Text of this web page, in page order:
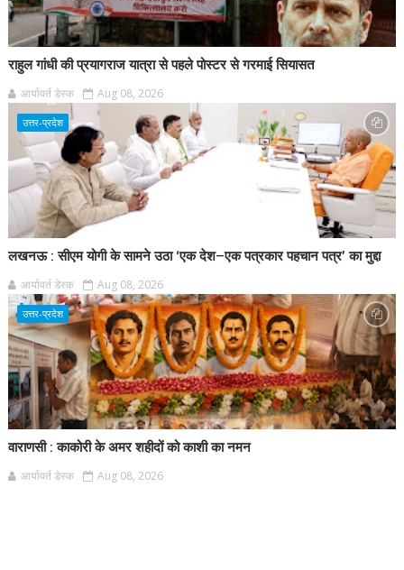
राहुल गांधी की प्रयागराज यात्रा से पहले पोस्टर से गरमाई सियासत
आर्यावर्त डेस्क Aug 08, 2026
उत्तर-प्रदेश
लखनऊ : सीएम योगी के सामने उठा ‘एक देश–एक पत्रकार पहचान पत्र’ का मुद्दा
आर्यावर्त डेस्क Aug 08, 2026
उत्तर-प्रदेश
वाराणसी : काकोरी के अमर शहीदों को काशी का नमन
आर्यावर्त डेस्क Aug 08, 2026